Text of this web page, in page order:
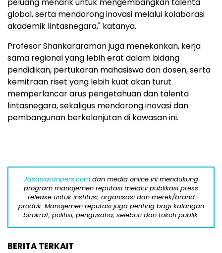
peluang menarik untuk mengembangkan talenta
global, serta mendorong inovasi melalui kolaborasi
akademik lintasnegara," katanya.
Profesor Shankararaman juga menekankan, kerja
sama regional yang lebih erat dalam bidang
pendidikan, pertukaran mahasiswa dan dosen, serta
kemitraan riset yang lebih kuat akan turut
memperlancar arus pengetahuan dan talenta
lintasnegara, sekaligus mendorong inovasi dan
pembangunan berkelanjutan di kawasan ini.
Jasasiaranpers.com dan media online ini mendukung
program manajemen reputasi melalui publikasi press
release untuk institusi, organisasi dan merek/brand
produk. Manajemen reputasi juga penting bagi kalangan
birokrat, politisi, pengusaha, selebriti dan tokoh publik.
BERITA TERKAIT